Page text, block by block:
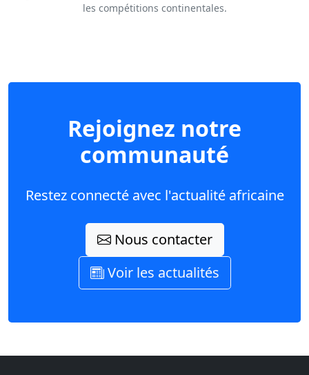
les compétitions continentales.
Rejoignez notre
communauté
Restez connecté avec l'actualité africaine
Nous contacter
Voir les actualités